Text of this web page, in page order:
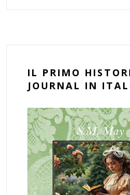
IL PRIMO
JOURNAL IN